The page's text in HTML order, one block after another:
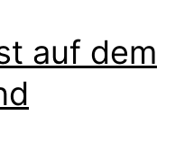
auf dem